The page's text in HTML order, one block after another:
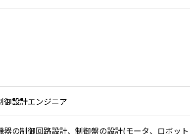
御設計エンジニア
器の制御回路設計、制御盤の設計(モータ、ロボッ